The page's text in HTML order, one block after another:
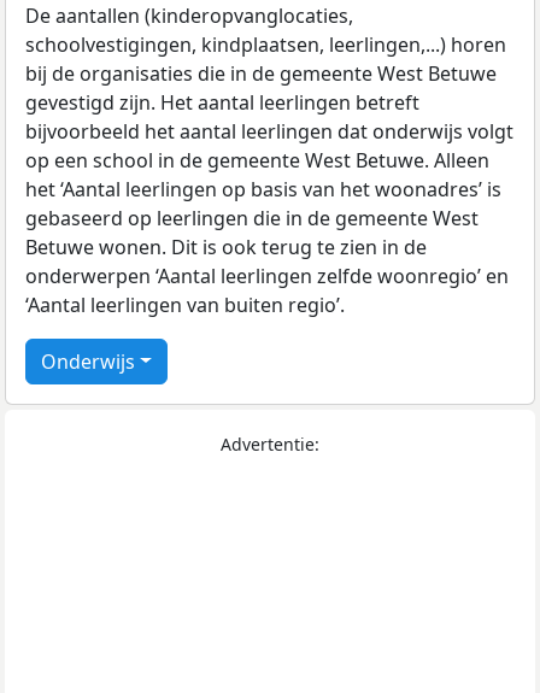
De aantallen (kinderopvanglocaties,
schoolvestigingen, kindplaatsen, leerlingen,...) horen
bij de organisaties die in de gemeente West Betuwe
gevestigd zijn. Het aantal leerlingen betreft
bijvoorbeeld het aantal leerlingen dat onderwijs volgt
op een school in de gemeente West Betuwe. Alleen
het ‘Aantal leerlingen op basis van het woonadres’ is
gebaseerd op leerlingen die in de gemeente West
Betuwe wonen. Dit is ook terug te zien in de
onderwerpen ‘Aantal leerlingen zelfde woonregio’ en
‘Aantal leerlingen van buiten regio’.
Onderwijs
Advertentie: